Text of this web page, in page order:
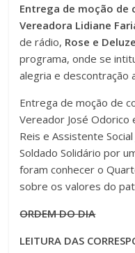
Entrega de moção de
Vereadora Lidiane
de rádio, Rose e Deluze
programa, onde se
alegria e descontração
Entrega de moção de
Vereador José Odorico
Reis e Assistente
Soldado Solidário por
foram conhecer o
sobre os valores do
ORDEM DO DIA
LEITURA DAS